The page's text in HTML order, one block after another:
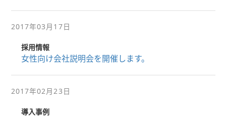
2017年03月17日
採用情報
女性向け会社説明会を開催します。
2017年02月23日
導入事例